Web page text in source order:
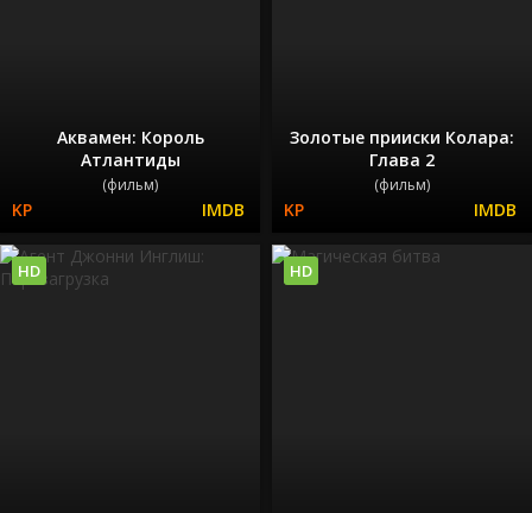
Аквамен: Король
Атлантиды
(фильм)
Золотые прииски Колара:
Глава 2
(фильм)
HD HD